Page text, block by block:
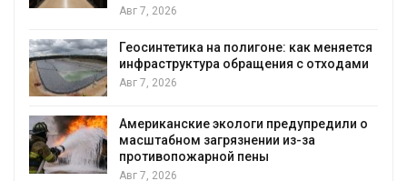
Авг 7, 2026
Геосинтетика на полигоне: как меняется
инфраструктура обращения с отходами
Авг 7, 2026
Американские экологи предупредили о
масштабном загрязнении из-за
противопожарной пены
Авг 7, 2026